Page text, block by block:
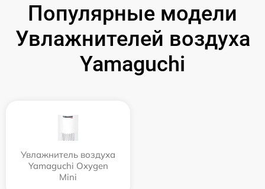
Популярные модели
Увлажнителей воздуха
Yamaguchi
Увлажнитель воздуха
Yamaguchi Oxygen
Mini